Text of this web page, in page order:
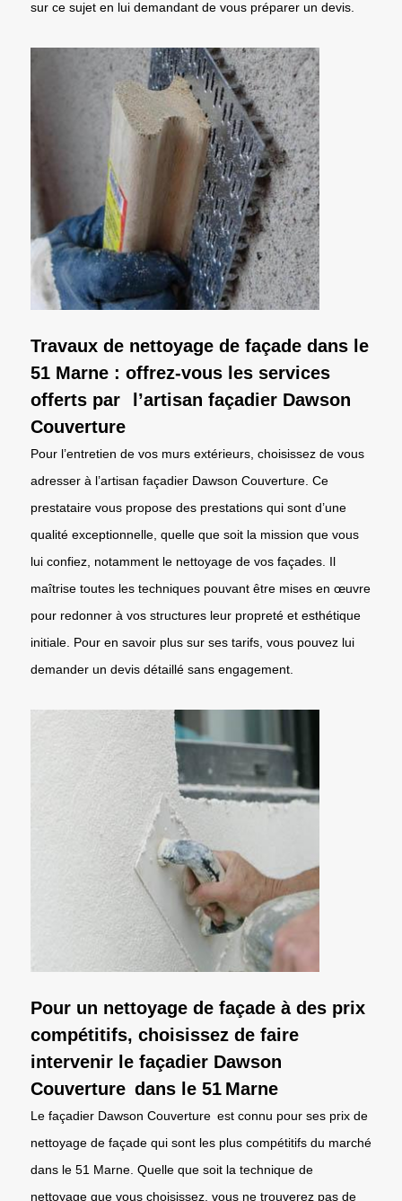
sur ce sujet en lui demandant de vous préparer un devis.
Travaux de nettoyage de façade dans le
51 Marne : offrez-vous les services
offerts par l’artisan façadier Dawson
Couverture
Pour l’entretien de vos murs extérieurs, choisissez de vous
adresser à l’artisan façadier Dawson Couverture. Ce
prestataire vous propose des prestations qui sont d’une
qualité exceptionnelle, quelle que soit la mission que vous
lui confiez, notamment le nettoyage de vos façades. Il
maîtrise toutes les techniques pouvant être mises en œuvre
pour redonner à vos structures leur propreté et esthétique
initiale. Pour en savoir plus sur ses tarifs, vous pouvez lui
demander un devis détaillé sans engagement.
Pour un nettoyage de façade à des prix
compétitifs, choisissez de faire
intervenir le façadier Dawson
Couverture dans le 51 Marne
Le façadier Dawson Couverture est connu pour ses prix de
nettoyage de façade qui sont les plus compétitifs du marché
dans le 51 Marne. Quelle que soit la technique de
nettoyage que vous choisissez, vous ne trouverez pas de